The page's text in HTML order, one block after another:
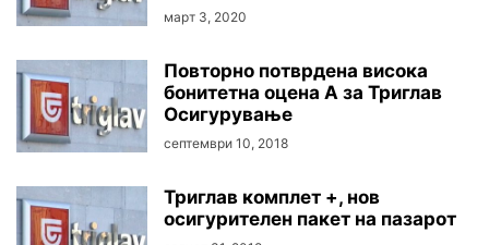
март 3, 2020
Повторно потврдена висока
бонитетна оцена A за Триглав
Осигурување
септември 10, 2018
Триглав комплет +, нов
осигурителен пакет на пазарот